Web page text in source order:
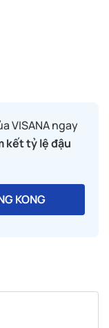
VISANA ngay
kết tỷ lệ đậu
KONG